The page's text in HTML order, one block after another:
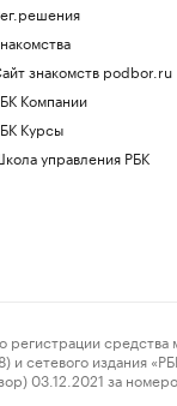
знакомств podbor.ru
Компании
Курсы
управления РБК
средства
издания
03.12.2021 за